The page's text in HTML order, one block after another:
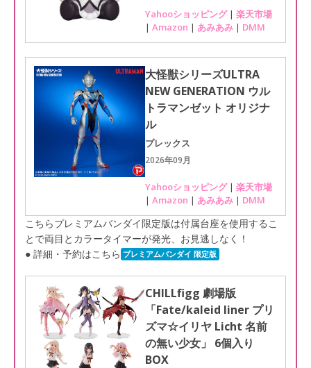
Yahooショッピング| 楽天市場
| Amazon | あみあみ | DMM
大怪獣シリーズULTRA
NEW GENERATION ウル
トラマンゼット オリジナ
ル
プレックス
2026年09月
Yahooショッピング| 楽天市場
| Amazon | あみあみ | DMM
こちらプレミアムバンダイ限定版は付属台座を使用するこ
とで両目とカラータイマーが発光、お見逃しなく！
● 詳細・予約はこちら プレミアムバンダイ 限定版
CHILLfigg 劇場版
「Fate/kaleid liner プリ
ズマ☆イリヤ Licht 名前
の無い少女」 6個入り
BOX